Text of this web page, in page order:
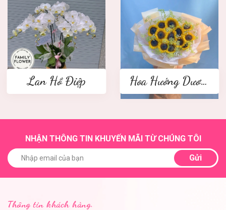
Lan Hồ Điệp Hoa Hướng Dương
NHẬN THÔNG TIN KHUYẾN MÃI TỪ CHÚNG TÔI
Gửi
Thông tin khách hàng.